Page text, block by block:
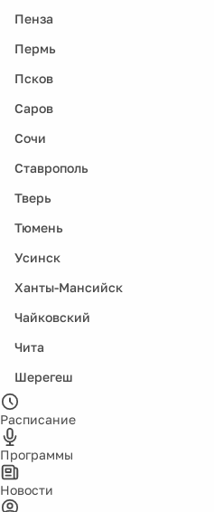
Пенза
Пермь
Псков
Саров
Сочи
Ставрополь
Тверь
Тюмень
Усинск
Ханты-Мансийск
Чайковский
Чита
Шерегеш
Расписание
Программы
Новости